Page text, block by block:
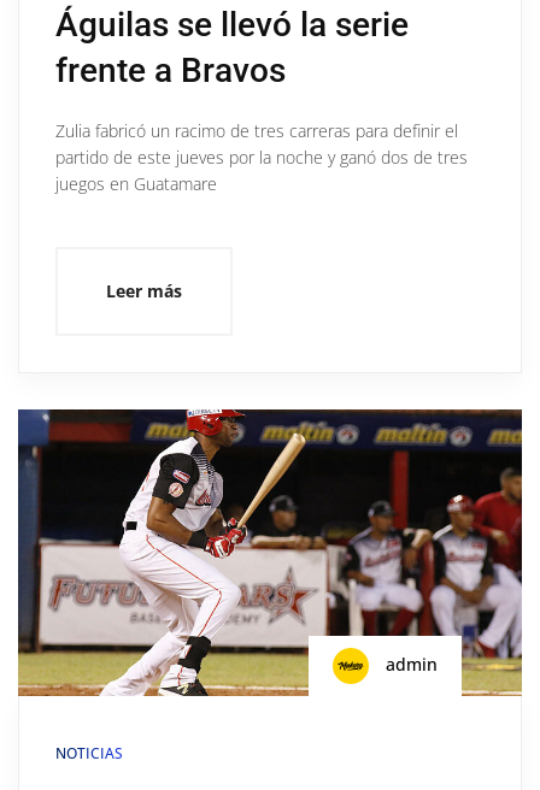
Águilas se llevó la serie
frente a Bravos
Zulia fabricó un racimo de tres carreras para definir el
partido de este jueves por la noche y ganó dos de tres
juegos en Guatamare
Leer más
admin
NOTICIAS